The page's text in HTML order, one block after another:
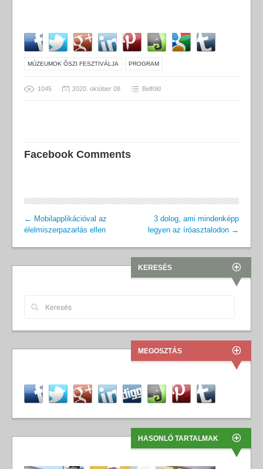
MÚZEUMOK ŐSZI FESZTIVÁLJA PROGRAM
1045 2020. október 08 Belföld
Facebook Comments
← Mobilapplikációval az
élelmiszerpazarlás ellen
3 dolog, ami mindenképp
legyen az íróasztalodon →
KERESÉS
MEGOSZTÁS
HASONLÓ TARTALMAK